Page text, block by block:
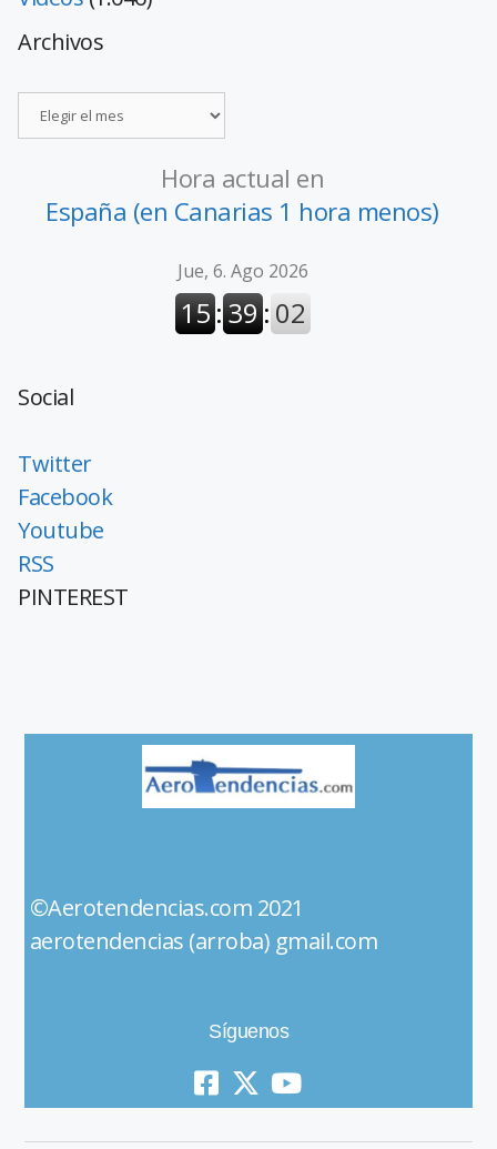
Archivos
Hora actual en
España (en Canarias 1 hora menos)
Social
Twitter
Facebook
Youtube
RSS
PINTEREST
©Aerotendencias.com 2021
aerotendencias (arroba) gmail.com
Síguenos